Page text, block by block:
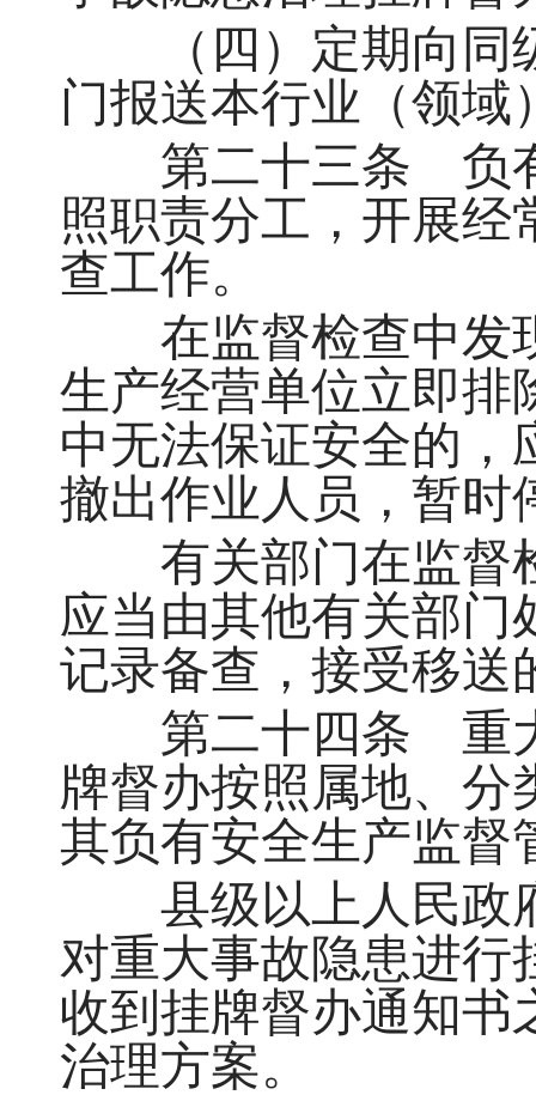
（四）定期向同级
门报送本行业（领域
第二十三条 负有
照职责分工，开展经
查工作。
在监督检查中发现
生产经营单位立即排
中无法保证安全的，
撤出作业人员，暂时
有关部门在监督检
应当由其他有关部门
记录备查，接受移送
第二十四条 重大
牌督办按照属地、分
其负有安全生产监督
县级以上人民政府
对重大事故隐患进行
收到挂牌督办通知书
治理方案。